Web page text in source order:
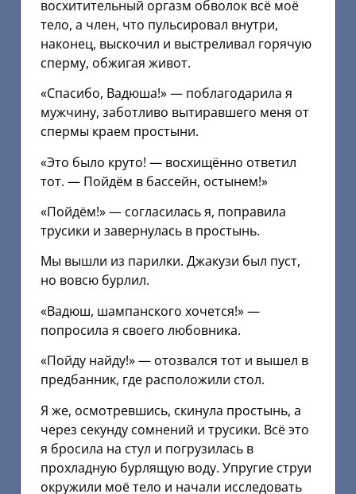
восхитительный оргазм обволок всё моё
тело, а член, что пульсировал внутри,
наконец, выскочил и выстреливал горячую
сперму, обжигая живот.
«Спасибо, Вадюша!» — поблагодарила я
мужчину, заботливо вытиравшего меня от
спермы краем простыни.
«Это было круто! — восхищённо ответил
тот. — Пойдём в бассейн, остынем!»
«Пойдём!» — согласилась я, поправила
трусики и завернулась в простынь.
Мы вышли из парилки. Джакузи был пуст,
но вовсю бурлил.
«Вадюш, шампанского хочется!» —
попросила я своего любовника.
«Пойду найду!» — отозвался тот и вышел в
предбанник, где расположили стол.
Я же, осмотревшись, скинула простынь, а
через секунду сомнений и трусики. Всё это
я бросила на стул и погрузилась в
прохладную бурлящую воду. Упругие струи
окружили моё тело и начали исследовать